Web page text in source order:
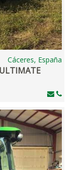
Cáceres, España